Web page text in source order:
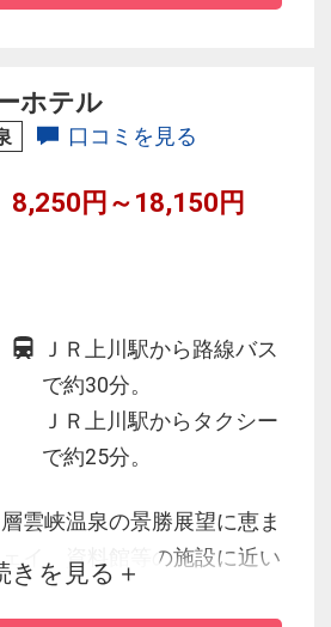
料接続可能！
ホテル
口コミを見る
8,250円～18,150円
ＪＲ上川駅から路線バス
で約30分。
ＪＲ上川駅からタクシー
で約25分。
雲峡温泉の景勝展望に恵ま
イ、資料館等の施設に近い
三角屋根がひときわ印象的
きを見る